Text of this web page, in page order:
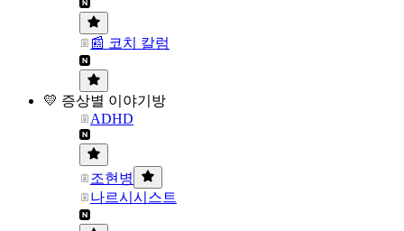
📰 코치 칼럼
💛 증상별 이야기방
ADHD
조현병
나르시시스트